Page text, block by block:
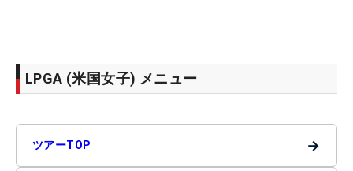
LPGA (米国女子) メニュー
ツアーTOP →